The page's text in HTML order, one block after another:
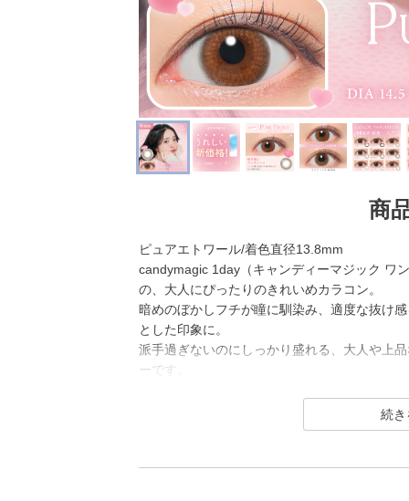
商
ピュアエトワール/着色直径13.8mm
candymagic 1day（キャンディーマジック ワ
の、大人にぴったりのきれいめカラコン。
暗めのぼかしフチが瞳に馴染み、適度な抜け
とした印象に。
派手過ぎないのにしっかり盛れる、大人や上
ーです。
candy magic 1day（キャンディーマジック
幅広い世代から愛されるロングセラーコンタ
レンズ直径(DIA)14.5㎜の大きめレンズで瞳を